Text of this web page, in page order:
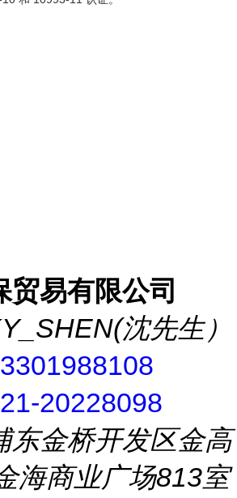
贸易有限公司
沈先生）
20228098
东金桥开发区金高
海商业广场813室